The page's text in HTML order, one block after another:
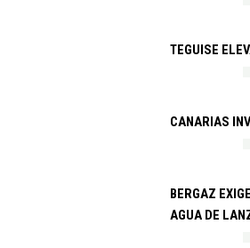
TEGUISE
CANARIAS
BERGAZ
AGUA DE